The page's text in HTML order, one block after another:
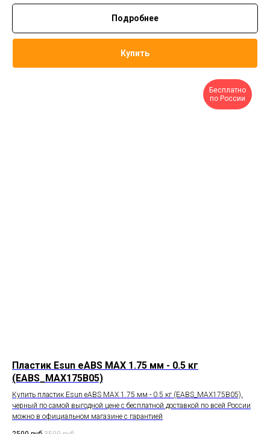
Подробнее
Купить
Бесплатно
по России
Пластик Esun eABS MAX 1.75 мм - 0.5 кг
(EABS_MAX175B05)
Купить пластик Esun eABS MAX 1.75 мм - 0.5 кг (EABS_MAX175B05),
черный по самой выгодной цене с бесплатной доставкой по всей России
можно в официальном магазине с гарантией